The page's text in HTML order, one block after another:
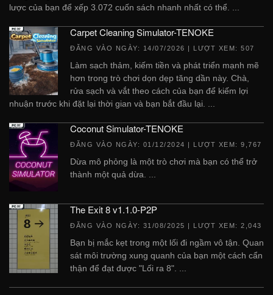
lược của bạn để xếp 3.072 cuốn sách nhanh nhất có thể. ...
Carpet Cleaning Simulator-TENOKE
ĐĂNG VÀO NGÀY: 14/07/2026 | LƯỢT XEM: 507
Làm sạch thảm, kiếm tiền và phát triển mạnh mẽ
hơn trong trò chơi dọn dẹp tăng dần này. Chà,
rửa sạch và vắt theo cách của bạn để kiếm lợi
nhuận trước khi đặt lại thời gian và bạn bắt đầu lại. ...
Coconut Simulator-TENOKE
ĐĂNG VÀO NGÀY: 01/12/2024 | LƯỢT XEM: 9,767
Dừa mô phỏng là một trò chơi mà bạn có thể trở
thành một quả dừa. ...
The Exit 8 v1.1.0-P2P
ĐĂNG VÀO NGÀY: 31/08/2025 | LƯỢT XEM: 2,043
Bạn bị mắc kẹt trong một lối đi ngầm vô tận. Quan
sát môi trường xung quanh của bạn một cách cẩn
thận để đạt được "Lối ra 8". ...